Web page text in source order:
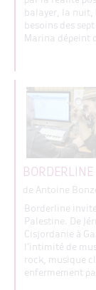
balayer, la nuit,
besoins des
Marina dépeint
BORDERLINE
de Antoine
Borderline
Palestine. De
Cisjordanie à
l’intimité de
rock, musique
enfermement